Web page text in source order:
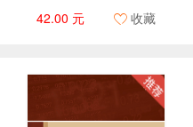
42.00 元 收藏